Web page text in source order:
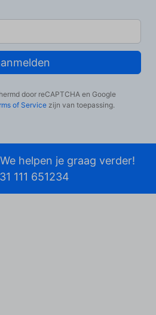
door reCAPTCHA en Google
of Servicezijn van toepassing.
helpen je graag verder!
111 651234